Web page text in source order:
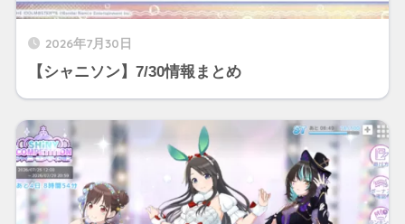
2026年7月30日
【シャニソン】7/30情報まとめ